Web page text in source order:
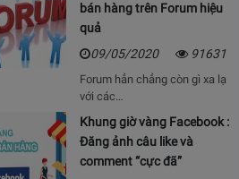
bán hàng trên Forum hiệu
quả
09/05/2020
91631
Forum hẳn chẳng còn gì xa lạ
với các…
Khung giờ vàng Facebook :
Đăng ảnh câu like và
comment “cực đã”